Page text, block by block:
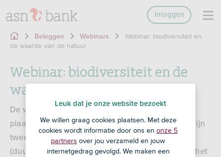
Inloggen
Beleggen Webinars
Webinar: biodiversiteit en
de waarde van de natuur
Webinar: biodiversiteit en de
waarde van de natuur
De waarde van de natuur. In dit webinar dat
plaatsvond op 12 mei 2022 spreekt Judith de Bruijn
twee experts van ASN Bank. Roel Nozeman
(duurzaamheidsexpert biodiversiteit) staat stil bij het
Leuk dat je onze website bezoekt
We willen graag cookies plaatsen. Met deze
cookies wordt informatie door ons en onze 5
partners over jou verzameld en jouw
internetgedrag gevolgd. We maken een